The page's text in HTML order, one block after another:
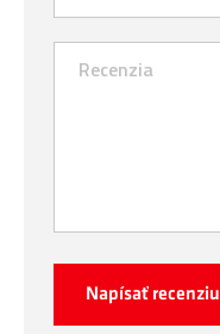
Napísať recenziu